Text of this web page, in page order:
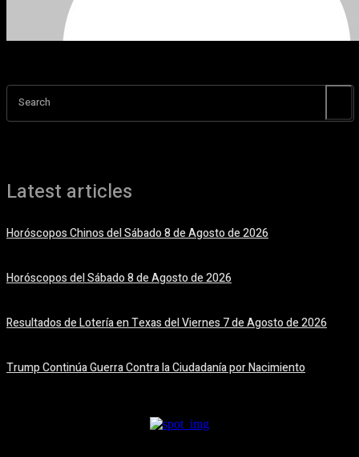
Search
Latest articles
Horóscopos Chinos del Sábado 8 de Agosto de 2026
Horóscopos del Sábado 8 de Agosto de 2026
Resultados de Lotería en Texas del Viernes 7 de Agosto de 2026
Trump Continúa Guerra Contra la Ciudadanía por Nacimiento